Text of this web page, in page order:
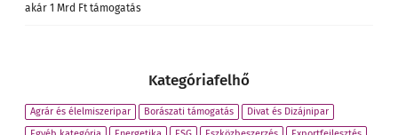
akár 1 Mrd Ft támogatás
Kategóriafelhő
Agrár és élelmiszeripar Borászati támogatás
Divat és Dizájnipar